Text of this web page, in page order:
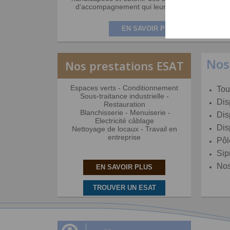
25/06/2026
BRÈVES
d'accompagnement qui leur sont nécessaires.
EN SAVOIR PLUS
Nos prestations ESAT
Espaces verts - Conditionnement
Sous-traitance industrielle -
Restauration
Blanchisserie - Menuiserie -
Electricité câblage
Nettoyage de locaux - Travail en
entreprise
EN SAVOIR PLUS
TROUVER UN ESAT